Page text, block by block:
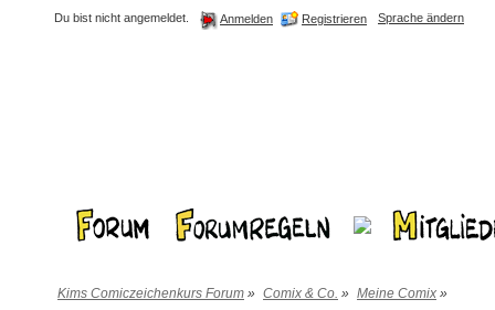
Du bist nicht angemeldet. Anmelden Registrieren Sprache ändern
Kims Comiczeichenkurs Forum » Comix & Co. » Meine Comix »